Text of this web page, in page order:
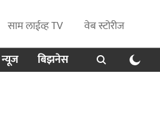
साम लाईव्ह TV
वेब स्टोरीज
बिझनेस